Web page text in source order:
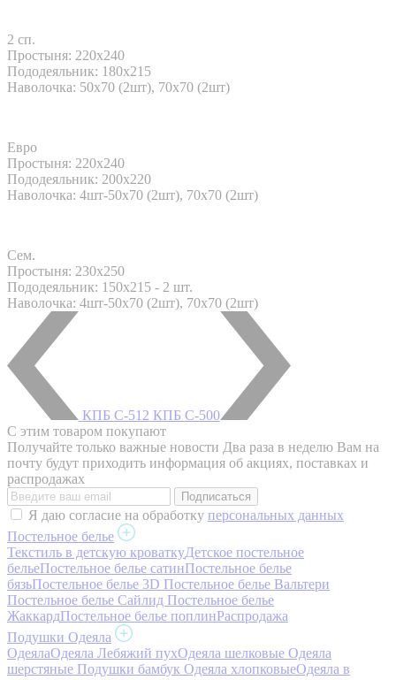
2 сп.
Простыня: 220x240
Пододеяльник: 180x215
Наволочка: 50х70 (2шт), 70х70 (2шт)
Евро
Простыня: 220x240
Пододеяльник: 200x220
Наволочка: 4шт-50х70 (2шт), 70х70 (2шт)
Сем.
Простыня: 230x250
Пододеяльник: 150x215 - 2 шт.
Наволочка: 4шт-50х70 (2шт), 70х70 (2шт)
КПБ С-512 КПБ С-500
С этим товаром покупают
Получайте только важные новости Два раза в неделю Вам на
почту будут приходить информация об акциях, поставках и
распродажах
Я даю согласие на обработку персональных данных
Постельное белье
Текстиль в детскую кроваткуДетское постельное
бельеПостельное белье сатинПостельное белье
бязьПостельное белье 3D Постельное белье Вальтери
Постельное белье Сайлид Постельное белье
ЖаккардПостельное белье поплинРаспродажа
Подушки Одеяла
ОдеялаОдеяла Лебяжий пухОдеяла шелковые Одеяла
шерстяные Подушки бамбук Одеяла хлопковыеОдеяла в